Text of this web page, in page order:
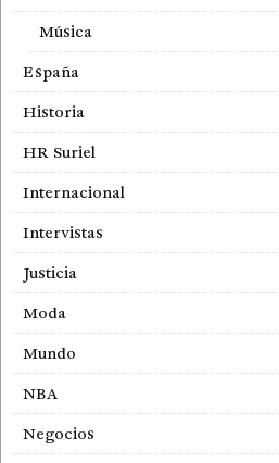
Música
España
Historia
HR Suriel
Internacional
Intervistas
Justicia
Moda
Mundo
NBA
Negocios